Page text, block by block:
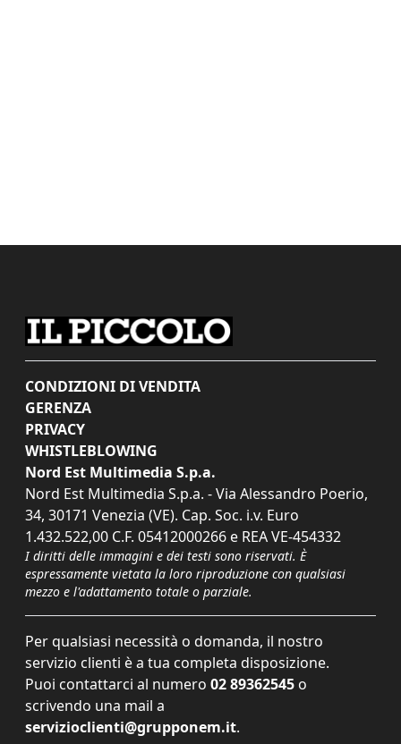
CONDIZIONI DI VENDITA
GERENZA
PRIVACY
WHISTLEBLOWING
Nord Est Multimedia S.p.a.
Nord Est Multimedia S.p.a. - Via Alessandro Poerio,
34, 30171 Venezia (VE). Cap. Soc. i.v. Euro
1.432.522,00 C.F. 05412000266 e REA VE-454332
I diritti delle immagini e dei testi sono riservati. È
espressamente vietata la loro riproduzione con qualsiasi
mezzo e l'adattamento totale o parziale.
Per qualsiasi necessità o domanda, il nostro
servizio clienti è a tua completa disposizione.
Puoi contattarci al numero 02 89362545 o
scrivendo una mail a
servizioclienti@grupponem.it.